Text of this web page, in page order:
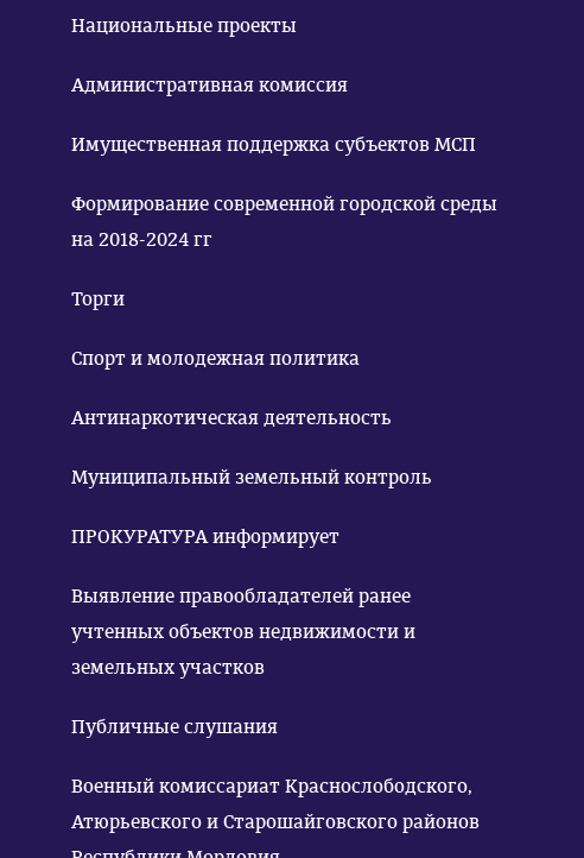
Национальные проекты
Административная комиссия
Имущественная поддержка субъектов МСП
Формирование современной городской среды
на 2018-2024 гг
Торги
Спорт и молодежная политика
Антинаркотическая деятельность
Муниципальный земельный контроль
ПРОКУРАТУРА информирует
Выявление правообладателей ранее
учтенных объектов недвижимости и
земельных участков
Публичные слушания
Военный комиссариат Краснослободского,
Атюрьевского и Старошайговского районов